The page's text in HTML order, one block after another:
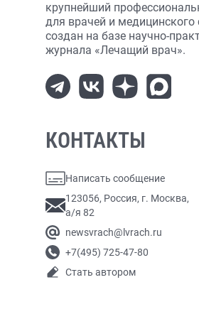
крупнейший
для врачей и медицинского
создан на базе научно-
журнала «Лечащий врач».
КОНТАКТЫ
Написать сообщение
123056, Россия, г. Москва,
а/я 82
newsvrach@lvrach.ru
+7(495) 725-47-80
Стать автором